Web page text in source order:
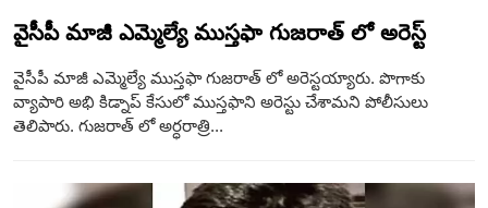
వైసీపీ మాజీ ఎమ్మెల్యే ముస్తఫా గుజరాత్ లో అరెస్ట్
వైసీపీ మాజీ ఎమ్మెల్యే ముస్తఫా గుజరాత్ లో అరెస్టయ్యారు. పొగాకు
వ్యాపారి అభి కిడ్నాప్ కేసులో ముస్తఫాని అరెస్టు చేశామని పోలీసులు
తెలిపారు. గుజరాత్ లో అర్ధరాత్రి...